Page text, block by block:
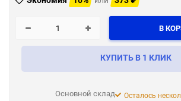
В
КУПИТЬ В 1 КЛИК
Основной склад Осталось